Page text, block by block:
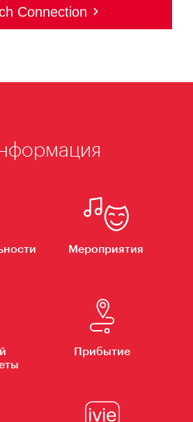
Мероприятия
Прибытие